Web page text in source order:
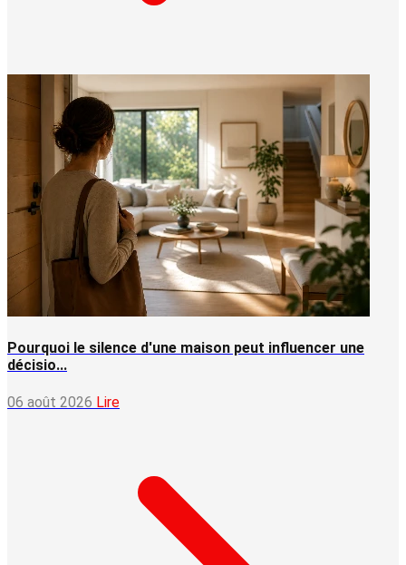
Pourquoi le silence d'une maison peut influencer une
décisio...
06 août 2026 Lire